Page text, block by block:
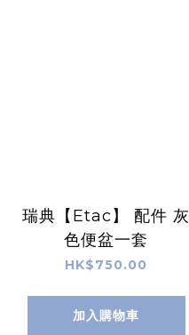
瑞典【Etac】 配件 灰
色便盆一套
HK$750.00
加入購物車